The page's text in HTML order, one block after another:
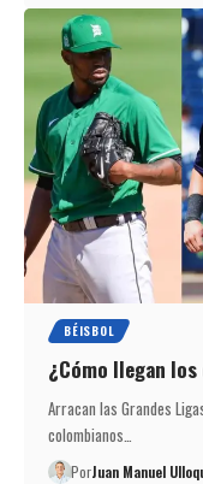
BÉISBOL
¿Cómo llegan
Arracan las Grandes
colombianos…
PorJuan Manuel